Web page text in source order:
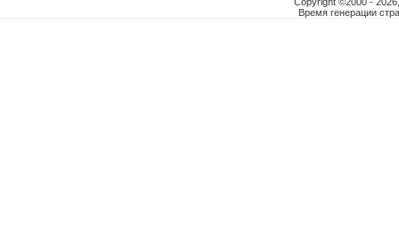
Время генерации